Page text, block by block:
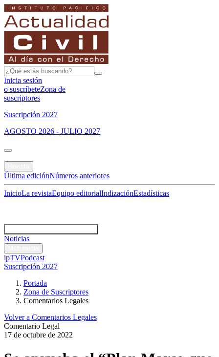
Inicia sesión
o suscríbeteZona de
suscriptores
Suscripción 2027
AGOSTO 2026 - JULIO 2027
Última ediciónNúmeros anteriores
InicioLa revistaEquipo editorialIndizaciónEstadísticas
Noticias
ipTVPodcast
Suscripción 2027
Portada
Zona de Suscriptores
Comentarios Legales
Volver a Comentarios Legales
Comentario Legal
17 de octubre de 2022